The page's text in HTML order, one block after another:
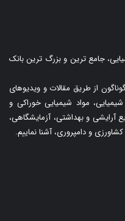
جامع ترین و بزرگ ترین بانک
از طریق مقالات و ویدیوهای
مواد شیمیایی خوراکی و
آرایشی و بهداشتی، آزمایشگاهی،
و دامپروری، آشنا نماییم.